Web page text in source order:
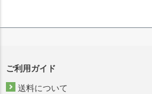
ご利用ガイド
送料について